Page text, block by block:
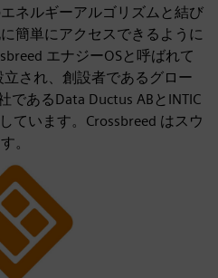
ネルギーアルゴリズムと結び
簡単にアクセスできるように
エナジーOSと呼ばれて
され、創設者であるグロー
であるData Ductus ABとINTIC
ています。Crossbreed はスウ
。